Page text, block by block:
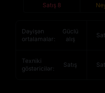
Satış 8
Dəyişən
ortalamalar:
Güclü
alış
Texniki
göstəricilər:
Satış